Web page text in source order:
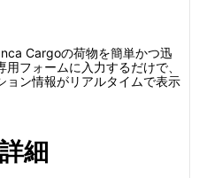
Cargoの荷物を簡単かつ迅
フォームに入力するだけで、
ョン情報がリアルタイムで表示
細